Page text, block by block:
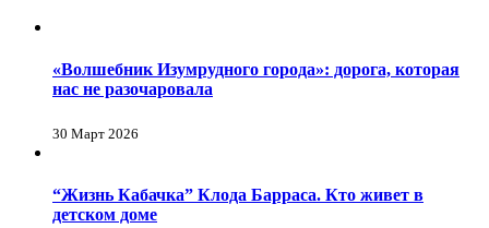
«Волшебник Изумрудного города»: дорога, которая
нас не разочаровала
30 Март 2026
“Жизнь Кабачка” Клода Барраса. Кто живет в
детском доме